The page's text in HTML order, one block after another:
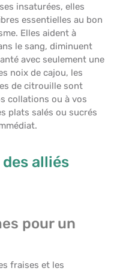
insaturées, elles
essentielles au bon
Elles aident à
le sang, diminuent
avec seulement une
noix de cajou, les
de citrouille sont
collations ou à vos
plats salés ou sucrés
alliés
pour un
fraises et les